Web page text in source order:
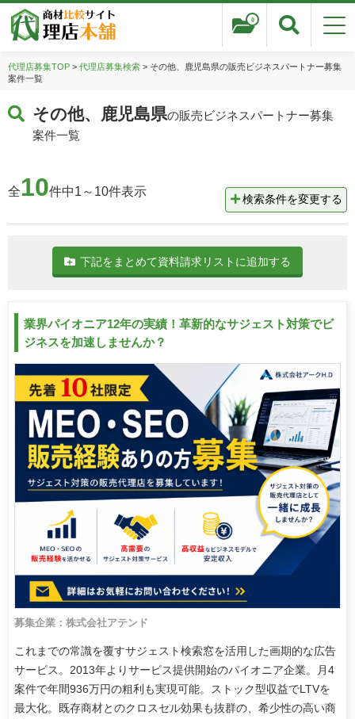
0
代理店募集TOP> 代理店募集検索> その他、鹿児島県の販売ビジネスパートナー募集
案件一覧
その他、鹿児島県の販売ビジネスパートナー募集
案件一覧
全10件中1～10件表示
検索条件を変更する
下記をまとめて資料請求リストに追加する
業界パイオニア12年の実績！革新的なサジェスト対策でビ
ジネスを加速しませんか？
募集企業：株式会社アテンド
これまでの常識を覆すサジェスト検索窓を活用した画期的な広告
サービス。2013年よりサービス提供開始のパイオニア企業。月4
案件で年間936万円の粗利も実現可能。ストック型収益でLTVを
最大化。既存商材とのクロスセル効果も抜群の、希少性の高い商